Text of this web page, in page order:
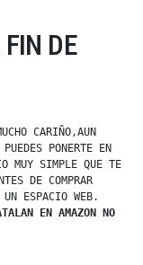
DE
CARIÑO,AUN
PONERTE EN
MUY SIMPLE QUE TE
DE COMPRAR
ESPACIO WEB.
EN AMAZON NO